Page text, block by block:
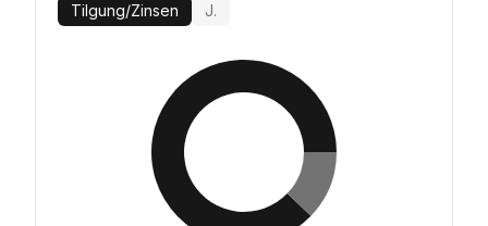
Tilgung/Zinsen J.